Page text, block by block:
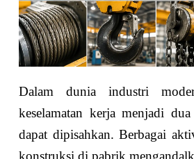
Dalam dunia industri
keselamatan kerja menjadi
dapat dipisahkan. Berbagai
konstruksi di pabrik